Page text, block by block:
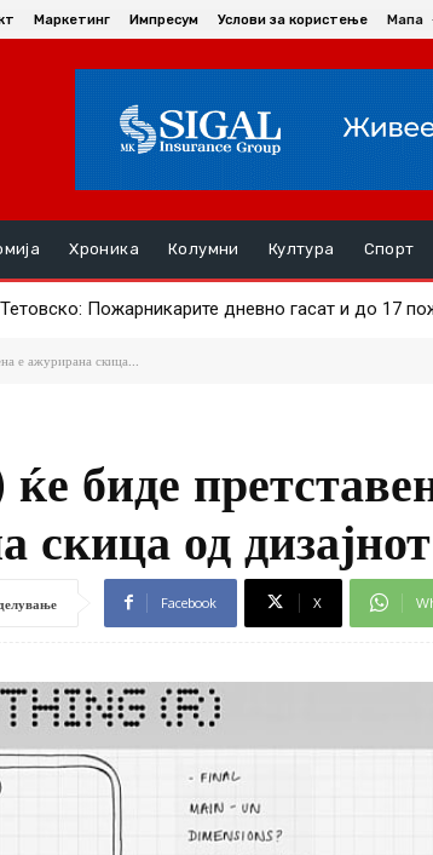
Маркетинг Импресум Услови за користење Мапа
Хроника Колумни Култура Спорт
дека користеле вештачка интелигенција за
Пожарникарите дневно гасат и до 17
е ажурирана скица...
биде
скица од дизајнот
Facebook X